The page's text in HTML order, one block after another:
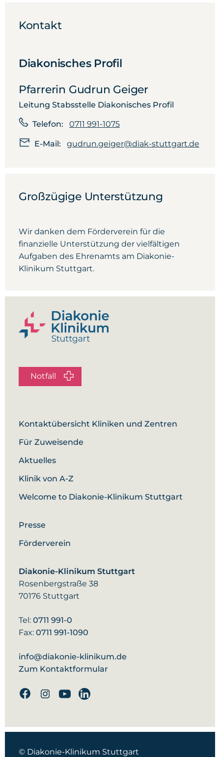
Kontakt
Diakonisches Profil
Pfarrerin Gudrun Geiger
Leitung Stabsstelle Diakonisches Profil
Telefon: 0711 991-1075
E-Mail: gudrun.geiger@diak-stuttgart.de
Großzügige Unterstützung
Wir danken dem Förderverein für die
finanzielle Unterstützung der vielfältigen
Aufgaben des Ehrenamts am Diakonie-
Klinikum Stuttgart.
Kontaktübersicht Kliniken und Zentren
Für Zuweisende
Aktuelles
Klinik von A-Z
Welcome to Diakonie-Klinikum Stuttgart
Presse
Förderverein
Diakonie-Klinikum Stuttgart
Rosenbergstraße 38
70176 Stuttgart
Tel: 0711 991-0
Fax: 0711 991-1090
info@diakonie-klinikum.de
Zum Kontaktformular
FacebookInstagram
YoutubeLinkedin
Notfall
© Diakonie-Klinikum Stuttgart